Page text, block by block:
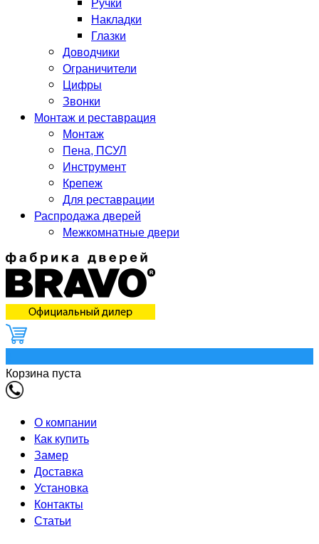
Накладки
Глазки
Доводчики
Ограничители
Цифры
Звонки
Монтаж и реставрация
Монтаж
Пена, ПСУЛ
Инструмент
Крепеж
Для реставрации
Распродажа дверей
Межкомнатные двери
Корзина пуста
О компании
Как купить
Замер
Доставка
Установка
Контакты
Статьи